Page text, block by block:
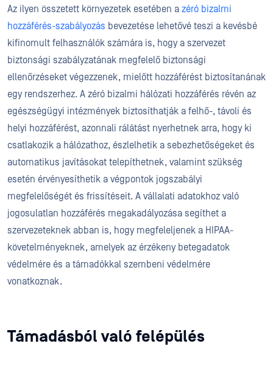
Az ilyen összetett környezetek esetében a zéró bizalmi
hozzáférés-szabályozás bevezetése lehetővé teszi a kevésbé
kifinomult felhasználók számára is, hogy a szervezet
biztonsági szabályzatának megfelelő biztonsági
ellenőrzéseket végezzenek, mielőtt hozzáférést biztosítanának
egy rendszerhez. A zéró bizalmi hálózati hozzáférés révén az
egészségügyi intézmények biztosíthatják a felhő-, távoli és
helyi hozzáférést, azonnali rálátást nyerhetnek arra, hogy ki
csatlakozik a hálózathoz, észlelhetik a sebezhetőségeket és
automatikus javításokat telepíthetnek, valamint szükség
esetén érvényesíthetik a végpontok jogszabályi
megfelelőségét és frissítéseit. A vállalati adatokhoz való
jogosulatlan hozzáférés megakadályozása segíthet a
szervezeteknek abban is, hogy megfeleljenek a HIPAA-
követelményeknek, amelyek az érzékeny betegadatok
védelmére és a támadókkal szembeni védelmére
vonatkoznak.
Támadásból való felépülés